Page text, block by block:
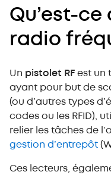
Qu’est-ce
radio
Un pistolet RF est un
ayant pour but de
(ou d’autres types
codes ou les RFID),
relier les tâches de
gestion d’entrepôt
Ces lecteurs,